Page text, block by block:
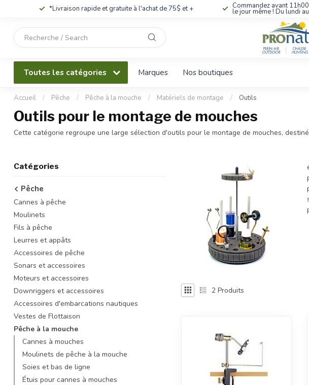
*Livraison rapide et gratuite à l'achat de 75$ et + Commandez avant
le jour même ! Du lundi
et
pour
le
résultat
disponible.
tactiles
peuvent
Toutes les catégories Marques Nos boutiques
Accueil / Pêche / Pêche à la mouche / Matériels de montage / Outils
Outils pour le montage de mouches
Cette catégorie regroupe une large sélection d'outils pour le montage de mouches,
Catégories
Pêche
Cannes à pêche
Moulinets
Fils à pêche
Leurres et appâts
Accessoires de pêche
Sonars et accessoires
Moteurs et accessoires
Downriggers et accessoires
Accessoires d'embarcations nautiques
Vestes de Flottaison
Pêche à la mouche
Cannes à mouches
Moulinets de pêche à la mouche
Soies et bas de ligne
Étuis pour cannes à mouches
2 Produits